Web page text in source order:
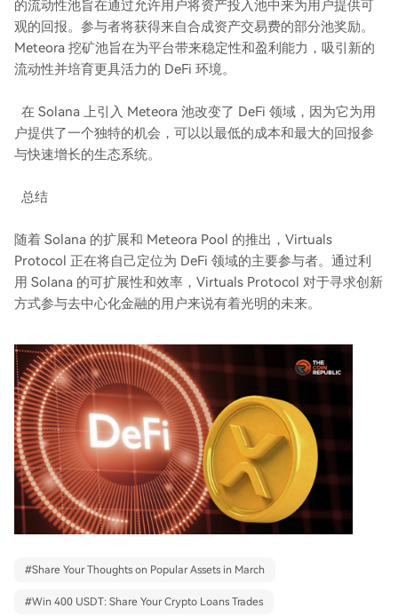
的流动性池旨在通过允许用户将资产投入池中来为用户提供可
观的回报。参与者将获得来自合成资产交易费的部分池奖励。
Meteora 挖矿池旨在为平台带来稳定性和盈利能力，吸引新的
流动性并培育更具活力的 DeFi 环境。
在 Solana 上引入 Meteora 池改变了 DeFi 领域，因为它为用
户提供了一个独特的机会，可以以最低的成本和最大的回报参
与快速增长的生态系统。
总结
随着 Solana 的扩展和 Meteora Pool 的推出，Virtuals
Protocol 正在将自己定位为 DeFi 领域的主要参与者。通过利
用 Solana 的可扩展性和效率，Virtuals Protocol 对于寻求创新
方式参与去中心化金融的用户来说有着光明的未来。
#Share Your Thoughts on Popular Assets in March
#Win 400 USDT: Share Your Crypto Loans Trades